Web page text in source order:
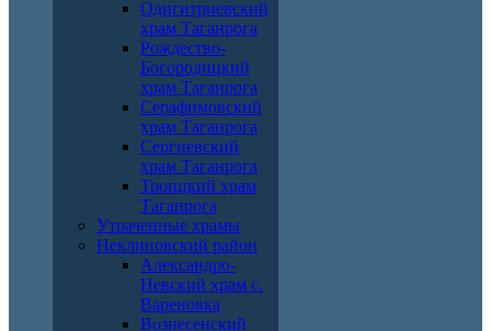
Одигитриевский
храм Таганрога
Рождество-
Богородицкий
храм Таганрога
Серафимовский
храм Таганрога
Сергиевский
храм Таганрога
Троицкий храм
Таганрога
Утраченные храмы
Неклиновский район
Александро-
Невский храм с.
Вареновка
Вознесенский